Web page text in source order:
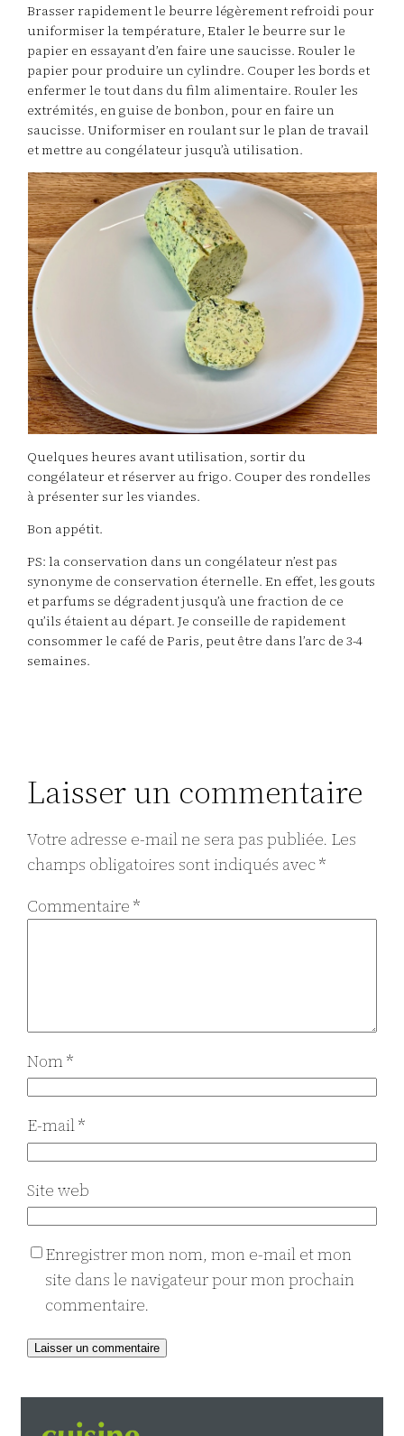
Brasser rapidement le beurre légèrement refroidi pour
uniformiser la température, Etaler le beurre sur le
papier en essayant d’en faire une saucisse. Rouler le
papier pour produire un cylindre. Couper les bords et
enfermer le tout dans du film alimentaire. Rouler les
extrémités, en guise de bonbon, pour en faire un
saucisse. Uniformiser en roulant sur le plan de travail
et mettre au congélateur jusqu’à utilisation.
Quelques heures avant utilisation, sortir du
congélateur et réserver au frigo. Couper des rondelles
à présenter sur les viandes.
Bon appétit.
PS: la conservation dans un congélateur n’est pas
synonyme de conservation éternelle. En effet, les gouts
et parfums se dégradent jusqu’à une fraction de ce
qu’ils étaient au départ. Je conseille de rapidement
consommer le café de Paris, peut être dans l’arc de 3-4
semaines.
Laisser un commentaire
Votre adresse e-mail ne sera pas publiée. Les
champs obligatoires sont indiqués avec*
Commentaire*
Nom*
E-mail*
Site web
Enregistrer mon nom, mon e-mail et mon
site dans le navigateur pour mon prochain
commentaire.